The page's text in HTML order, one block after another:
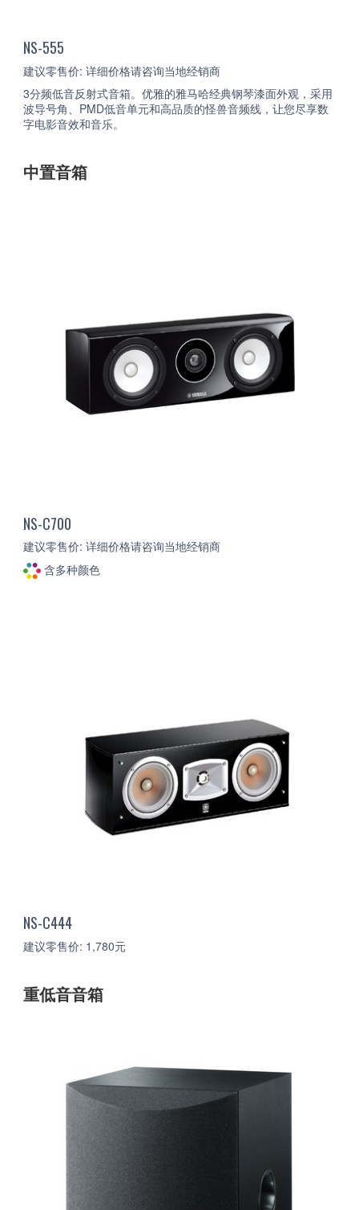
NS-555
建议零售价: 详细价格请咨询当地经销商
3分频低音反射式音箱。优雅的雅马哈经典钢琴漆面外观，采用
波导号角、PMD低音单元和高品质的怪兽音频线，让您尽享数
字电影音效和音乐。
中置音箱
NS-C700
建议零售价: 详细价格请咨询当地经销商
含多种颜色
NS-C444
建议零售价: 1,780元
重低音音箱